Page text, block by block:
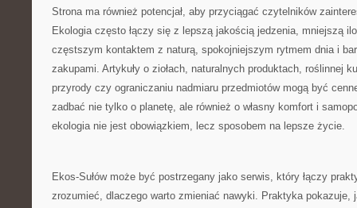
Strona ma również potencjał, aby przyciągać czytelników
Ekologia często łączy się z lepszą jakością jedzenia, mniejszą
częstszym kontaktem z naturą, spokojniejszym rytmem dnia i
zakupami. Artykuły o ziołach, naturalnych produktach, roślinnej
przyrody czy ograniczaniu nadmiaru przedmiotów mogą być
zadbać nie tylko o planetę, ale również o własny komfort i
ekologia nie jest obowiązkiem, lecz sposobem na lepsze życie.
Ekos-Sułów może być postrzegany jako serwis, który łączy
zrozumieć, dlaczego warto zmieniać nawyki. Praktyka pokazuje,